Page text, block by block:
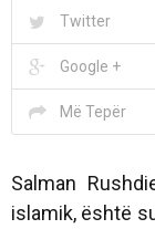
Twitter
Google +
Më Tepër
Salman
islamik, është